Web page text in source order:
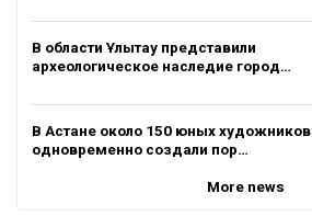
В области Ұлытау представили
археологическое наследие город…
В Астане около 150 юных художников
одновременно создали пор…
More news